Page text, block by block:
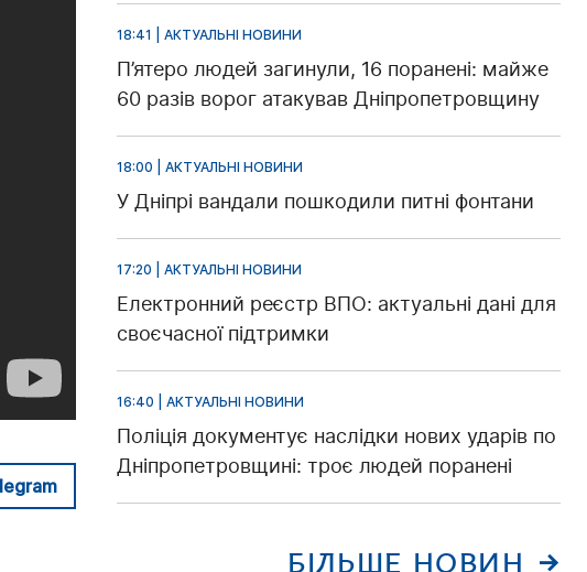
18:41 | АКТУАЛЬНІ НОВИНИ
П’ятеро людей загинули, 16 поранені: майже
60 разів ворог атакував Дніпропетровщину
18:00 | АКТУАЛЬНІ НОВИНИ
У Дніпрі вандали пошкодили питні фонтани
17:20 | АКТУАЛЬНІ НОВИНИ
Електронний реєстр ВПО: актуальні дані для
своєчасної підтримки
16:40 | АКТУАЛЬНІ НОВИНИ
Поліція документує наслідки нових ударів по
Дніпропетровщині: троє людей поранені
БІЛЬШЕ НОВИН